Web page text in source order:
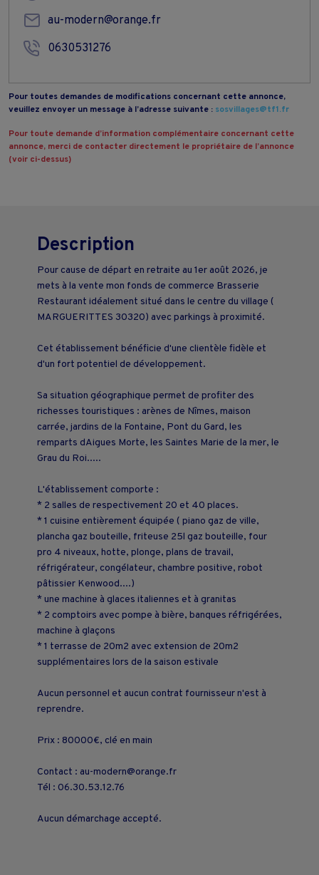
au-modern@orange.fr
0630531276
Pour toutes demandes de modifications concernant cette annonce,
veuillez envoyer un message à l’adresse suivante : sosvillages@tf1.fr
Pour toute demande d’information complémentaire concernant cette
annonce, merci de contacter directement le propriétaire de l’annonce
(voir ci-dessus)
Description
Pour cause de départ en retraite au 1er août 2026, je
mets à la vente mon fonds de commerce Brasserie
Restaurant idéalement situé dans le centre du village (
MARGUERITTES 30320) avec parkings à proximité.
Cet établissement bénéficie d'une clientèle fidèle et
d'un fort potentiel de développement.
Sa situation géographique permet de profiter des
richesses touristiques : arènes de Nîmes, maison
carrée, jardins de la Fontaine, Pont du Gard, les
remparts dAigues Morte, les Saintes Marie de la mer, le
Grau du Roi.....
L'établissement comporte :
* 2 salles de respectivement 20 et 40 places.
* 1 cuisine entièrement équipée ( piano gaz de ville,
plancha gaz bouteille, friteuse 25l gaz bouteille, four
pro 4 niveaux, hotte, plonge, plans de travail,
réfrigérateur, congélateur, chambre positive, robot
pâtissier Kenwood....)
* une machine à glaces italiennes et à granitas
* 2 comptoirs avec pompe à bière, banques réfrigérées,
machine à glaçons
* 1 terrasse de 20m2 avec extension de 20m2
supplémentaires lors de la saison estivale
Aucun personnel et aucun contrat fournisseur n'est à
reprendre.
Prix : 80000€, clé en main
Contact : au-modern@orange.fr
Tél : 06.30.53.12.76
Aucun démarchage accepté.